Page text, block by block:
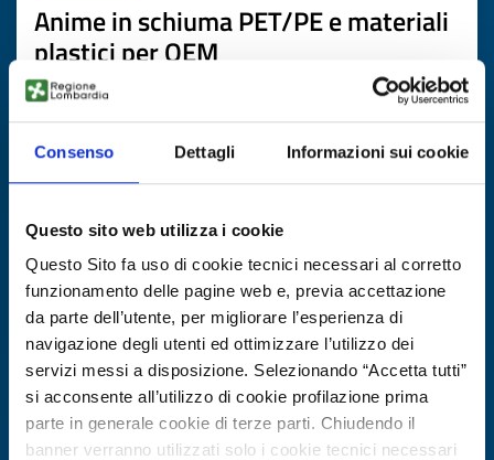
Consenso Dettagli Informazioni sui cookie
Questo sito web utilizza i cookie
Questo Sito fa uso di cookie tecnici necessari al corretto
funzionamento delle pagine web e, previa accettazione
da parte dell’utente, per migliorare l’esperienza di
navigazione degli utenti ed ottimizzare l’utilizzo dei
servizi messi a disposizione. Selezionando “Accetta tutti”
si acconsente all’utilizzo di cookie profilazione prima
parte in generale cookie di terze parti. Chiudendo il
banner verranno utilizzati solo i cookie tecnici necessari
Anime in schiuma PET/PE e materiali
plastici per OEM
dell’eolico/fotovoltaico/accumulo
ID: BOPL20251024010
DISCOVER MORE →
Expires on13 novembre 2026